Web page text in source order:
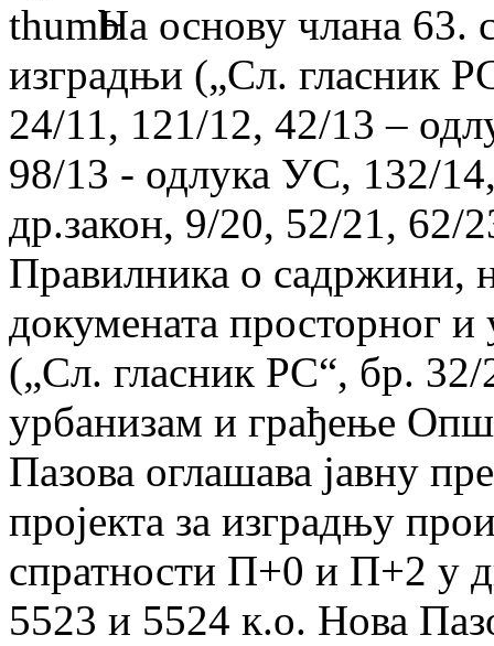
На основу члана 63.
изградњи („Сл. гласник
24/11, 121/12, 42/13 –
98/13 - одлука УС, 132/
др.закон, 9/20, 52/21, 62/
Правилника о садржини,
докумената просторног
(„Сл. гласник РС“, бр.
урбанизам и грађење
Пазова оглашава јавну
пројекта за изградњу
спратности П+0 и П+2 у
5523 и 5524 к.о. Нова